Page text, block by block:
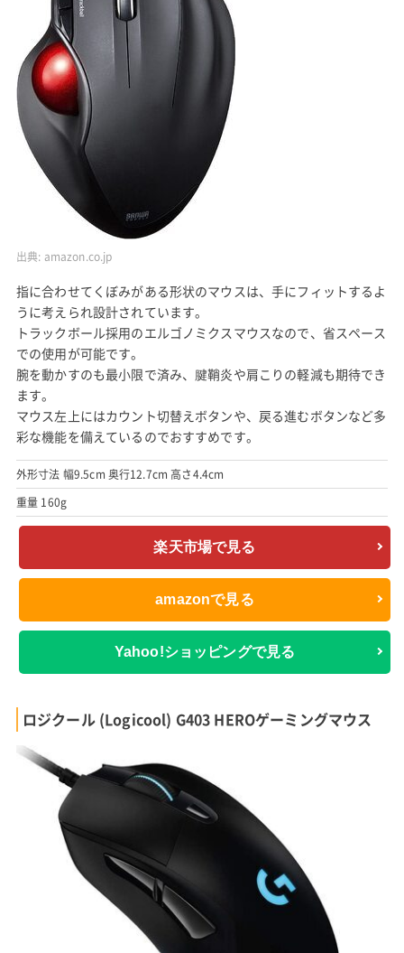
出典: amazon.co.jp
指に合わせてくぼみがある形状のマウスは、手にフィットするよ
うに考えられ設計されています。
トラックボール採用のエルゴノミクスマウスなので、省スペース
での使用が可能です。
腕を動かすのも最小限で済み、腱鞘炎や肩こりの軽減も期待でき
ます。
マウス左上にはカウント切替えボタンや、戻る進むボタンなど多
彩な機能を備えているのでおすすめです。
外形寸法 幅9.5cm 奥行12.7cm 高さ4.4cm
重量 160g
楽天市場で見る
amazonで見る
Yahoo!ショッピングで見る
ロジクール (Logicool) G403 HEROゲーミングマウス